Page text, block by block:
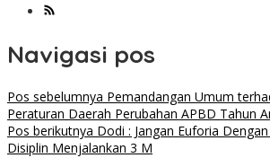
Navigasi pos
Pos sebelumnya Pemandangan Umum
Peraturan Daerah Perubahan APBD Tahun
Pos berikutnya Dodi : Jangan Euforia
Disiplin Menjalankan 3 M